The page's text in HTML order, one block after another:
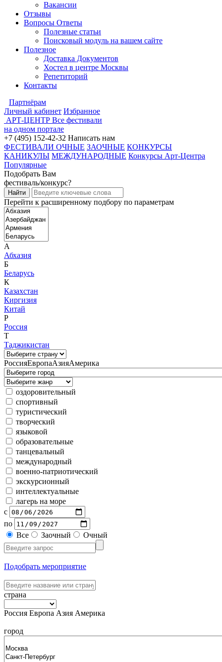
Вакансии
Отзывы
Вопросы Ответы
Полезные статьи
Поисковый модуль на вашем сайте
Полезное
Доставка Документов
Хостел в центре Москвы
Репетиторий
Контакты
Партнёрам
Личный кабинет Избранное
АРТ-ЦЕНТР Все фестивали
на одном портале
+7 (495) 152-42-32 Написать нам
ФЕСТИВАЛИ ОЧНЫЕ ЗАОЧНЫЕ КОНКУРСЫ
КАНИКУЛЫ МЕЖДУНАРОДНЫЕ Конкурсы Арт-Центра
Популярные
Подобрать Вам
фестиваль/конкурс?
Перейти к расширенному подбору по параметрам
А
Абхазия
Б
Беларусь
К
Казахстан
Киргизия
Китай
Р
Россия
Т
Таджикистан
РоссияЕвропаАзияАмерика
оздоровительный
спортивный
туристический
творческий
языковой
образовательные
танцевальный
международный
военно-патриотический
экскурсионный
интеллектуальные
лагерь на море
с
по
Все
Заочный Очный
Подобрать мероприятие
страна
Россия Европа Азия Америка
город